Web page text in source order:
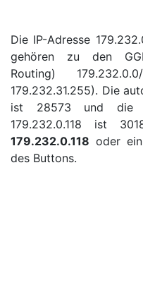
Die IP-Adresse
gehören zu den
Routing)
179.232.31.255). Die
ist 28573 und die
179.232.0.118 ist
179.232.0.118 oder ein
des Buttons.